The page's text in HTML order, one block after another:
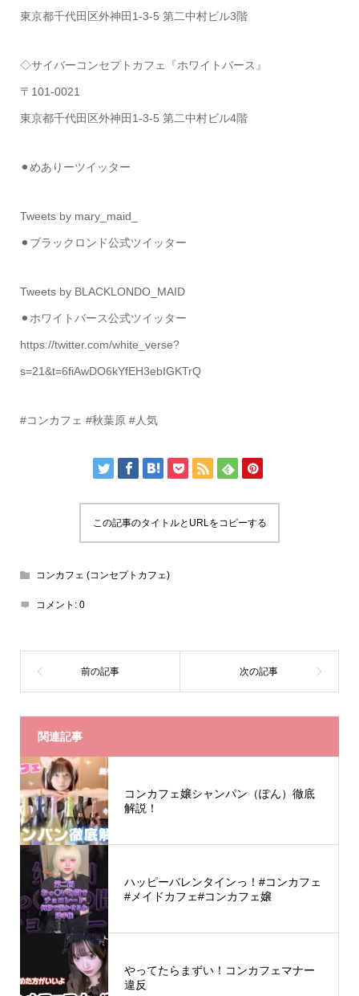
東京都千代田区外神田1-3-5 第二中村ビル3階
◇サイバーコンセプトカフェ『ホワイトバース』
〒101-0021
東京都千代田区外神田1-3-5 第二中村ビル4階
⚫︎めありーツイッター
Tweets by mary_maid_
⚫︎ブラックロンド公式ツイッター
Tweets by BLACKLONDO_MAID
⚫︎ホワイトバース公式ツイッター
https://twitter.com/white_verse?
s=21&t=6fiAwDO6kYfEH3ebIGKTrQ
#コンカフェ #秋葉原 #人気
この記事のタイトルとURLをコピーする
コンカフェ (コンセプトカフェ)
コメント: 0
関連記事
コンカフェ嬢シャンパン（ぽん）徹底
解説！
ハッピーバレンタインっ！#コンカフェ
#メイドカフェ#コンカフェ嬢
やってたらまずい！コンカフェマナー
違反